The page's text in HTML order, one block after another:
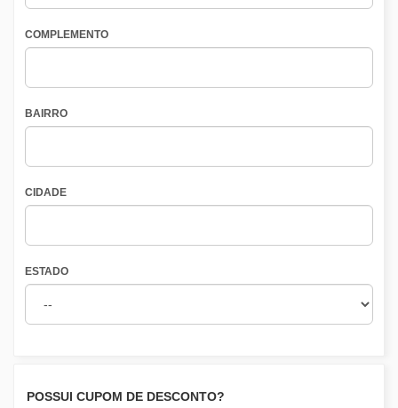
COMPLEMENTO
BAIRRO
CIDADE
ESTADO
POSSUI CUPOM DE DESCONTO?